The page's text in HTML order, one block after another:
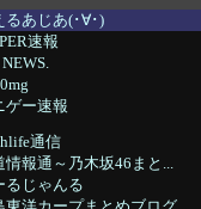
るあじあ(･∀･)
速報
ゲー速報
通信
情報通～乃木坂46まと...
るじゃんる